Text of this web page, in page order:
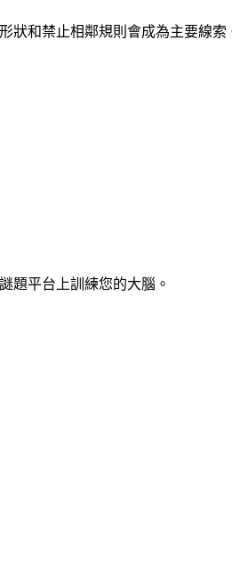
狀和禁止相鄰規則會成為主要線
題平台上訓練您的大腦。